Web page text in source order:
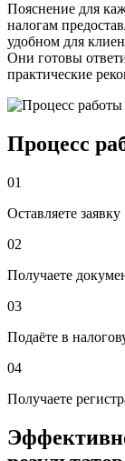
Пояснение для
налогам
удобном для
Они готовы
практические
Процесс
01
Оставляете заявку
02
Получаете
03
Подаёте в
04
Получаете